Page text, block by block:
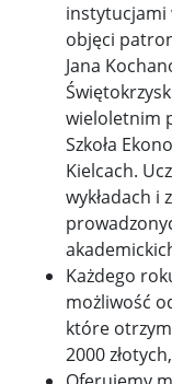
instytucjami
objęci
Jana
wieloletnim
Szkoła
Kielcach.
wykładach i
Każdego
możliwość
które
2000 złotych,